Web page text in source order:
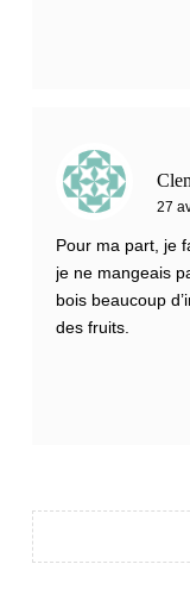
27
Pour ma part, je
je ne mangeais
bois beaucoup
des fruits.